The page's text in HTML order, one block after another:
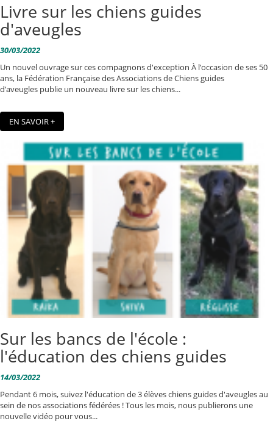
Livre sur les chiens guides
d'aveugles
30/03/2022
Un nouvel ouvrage sur ces compagnons d'exception À l’occasion de ses 50
ans, la Fédération Française des Associations de Chiens guides
d’aveugles publie un nouveau livre sur les chiens...
EN SAVOIR +
Sur les bancs de l'école :
l'éducation des chiens guides
14/03/2022
Pendant 6 mois, suivez l'éducation de 3 élèves chiens guides d'aveugles au
sein de nos associations fédérées ! Tous les mois, nous publierons une
nouvelle vidéo pour vous...